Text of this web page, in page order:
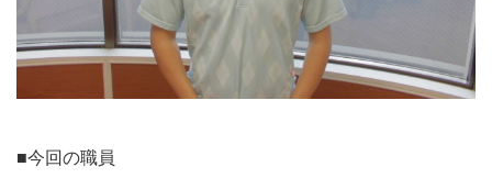
■今回の職員